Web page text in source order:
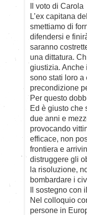
Il voto di Carola
L’ex capitana
smettiamo di
difendersi e
saranno
una dittatura.
giustizia. Anche
sono stati loro a
precondizione
Per questo
Ed è giusto che
due anni e
provocando
efficace, non
frontiera e
distruggere gli
la risoluzione,
bombardare i
Il sostegno con
Nel colloquio
persone in